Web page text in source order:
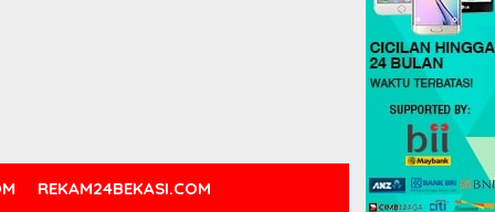
REKAM24BEKASI.COM